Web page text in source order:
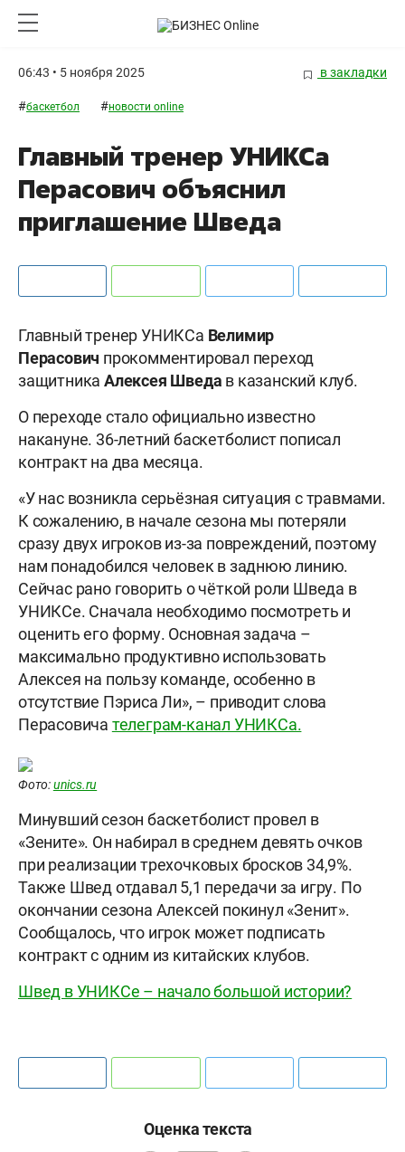
06:43 • 5 ноября 2025 в закладки
#баскетбол #новости online
Главный тренер УНИКСа
Перасович объяснил
приглашение Шведа
Главный тренер УНИКСа Велимир
Перасович прокомментировал переход
защитника Алексея Шведа в казанский клуб.
О переходе стало официально известно
накануне. 36-летний баскетболист пописал
контракт на два месяца.
«У нас возникла серьёзная ситуация с травмами.
К сожалению, в начале сезона мы потеряли
сразу двух игроков из-за повреждений, поэтому
нам понадобился человек в заднюю линию.
Сейчас рано говорить о чёткой роли Шведа в
УНИКСе. Сначала необходимо посмотреть и
оценить его форму. Основная задача –
максимально продуктивно использовать
Алексея на пользу команде, особенно в
отсутствие Пэриса Ли», – приводит слова
Перасовича телеграм-канал УНИКСа.
Фото:unics.ru
Минувший сезон баскетболист провел в
«Зените». Он набирал в среднем девять очков
при реализации трехочковых бросков 34,9%.
Также Швед отдавал 5,1 передачи за игру. По
окончании сезона Алексей покинул «Зенит».
Сообщалось, что игрок может подписать
контракт с одним из китайских клубов.
Швед в УНИКСе – начало большой истории?
Оценка текста